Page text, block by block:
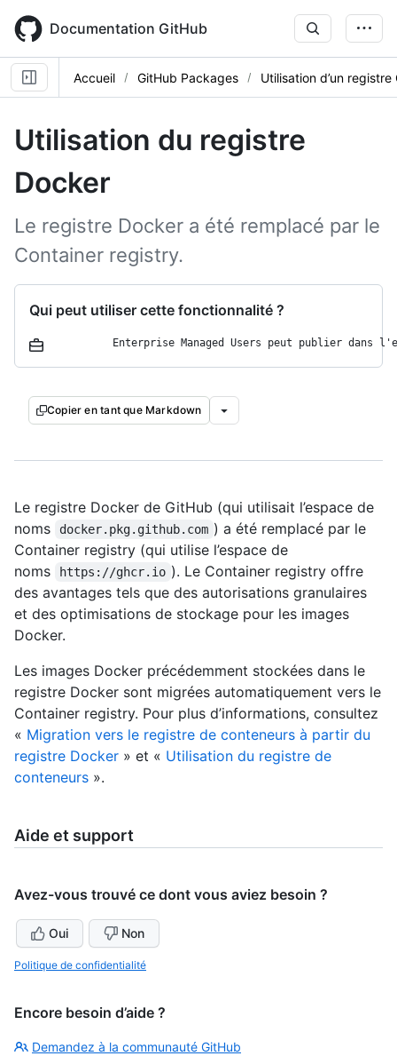
main
content
Documentation GitHub
Accueil GitHub Packages Utilisation d’un
Utilisation du registre
Docker
Le registre Docker a été remplacé par le
Container registry.
Qui peut utiliser cette fonctionnalité ?
Copier en tant que Markdown
Le registre Docker de GitHub (qui utilisait l’espace de
noms
docker.pkg.github.com ) a été remplacé par le
Container registry (qui utilise l’espace de
noms
https://ghcr.io ). Le Container registry offre
des avantages tels que des autorisations granulaires
et des optimisations de stockage pour les images
Docker.
Les images Docker précédemment stockées dans le
registre Docker sont migrées automatiquement vers le
Container registry. Pour plus d’informations, consultez
« Migration vers le registre de conteneurs à partir du
registre Docker » et « Utilisation du registre de
conteneurs ».
Aide et support
Avez-vous trouvé ce dont vous aviez besoin ?
Oui Non
Politique de confidentialité
Encore besoin d’aide ?
Demandez à la communauté GitHub